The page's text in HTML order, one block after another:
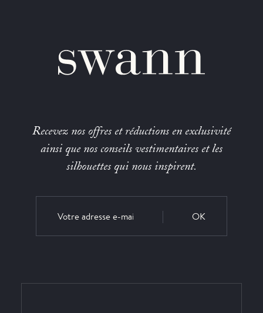
Recevez nos offres et réductions en exclusivité
ainsi que nos conseils vestimentaires et les
silhouettes qui nous inspirent.
OK